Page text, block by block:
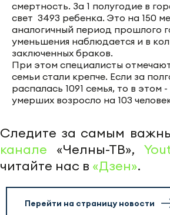
смертность. За 1 полугодие в
свет 3493 ребенка. Это на 150
аналогичный период прошлого
уменьшения наблюдается и в
заключенных браков.
При этом специалисты
семьи стали крепче. Если за
распалась 1091 семья, то в этом
умерших возросло на 103
Следите за самым
канале «Челны-ТВ»,
читайте нас в «Дзен».
Перейти на страницу новости